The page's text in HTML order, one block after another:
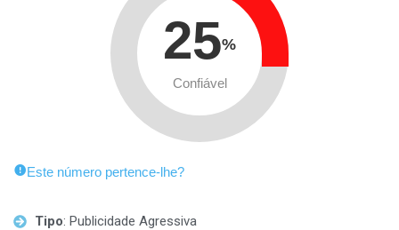
25%
Confiável
Este número pertence-lhe?
Tipo: Publicidade Agressiva